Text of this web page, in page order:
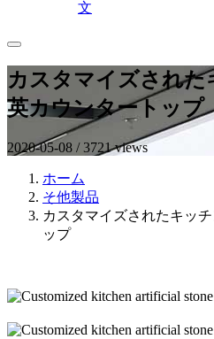
文
カスタマイズされた
英カウンタートップ
2020-05-08 / 3721 views
ホーム
そ他製品
カスタマイズされたキッ
ップ